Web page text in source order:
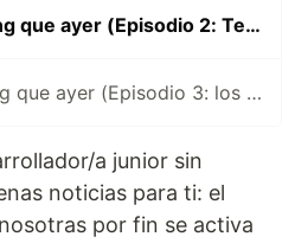
Sé más de testing que ayer (Episodio 2: Testeando el DOM y con la asincronía hemos topao')
Sé más de testing que ayer (Episodio 3: los matchers más guays de Jest)
a junior sin
noticias para ti: el
por fin se activa